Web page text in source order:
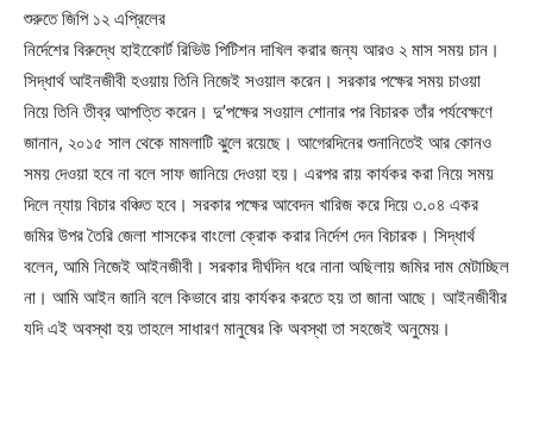
শুরুতে জিপি ১২ এপ্রিলের
নির্দেশের বিরুদ্ধে হাইকোের্ট রিভিউ পিটিশন দাখিল করার জন্য আরও ২ মাস সময় চান।
সিদ্ধার্থ আইনজীবী হওয়ায় তিনি নিজেই সওয়াল করেন। সরকার পক্ষের সময় চাওয়া
নিয়ে তিনি তীব্র আপত্তি করেন। দু’পক্ষের সওয়াল শোনার পর বিচারক তাঁর পর্যবেক্ষণে
জানান, ২০১৫ সাল থেকে মামলাটি ঝুলে রয়েছে। আগেরদিনের শুনানিতেই আর কোনও
সময় দেওয়া হবে না বলে সাফ জানিয়ে দেওয়া হয়। এরপর রায় কার্যকর করা নিয়ে সময়
দিলে ন্যায় বিচার বঞ্চিত হবে। সরকার পক্ষের আবেদন খারিজ করে দিয়ে ৩.০৪ একর
জমির উপর তৈরি জেলা শাসকের বাংলো ক্রোক করার নির্দেশ দেন বিচারক। সিদ্ধার্থ
বলেন, আমি নিজেই আইনজীবী। সরকার দীর্ঘদিন ধরে নানা অছিলায় জমির দাম মেটাচ্ছিল
না। আমি আইন জানি বলে কিভাবে রায় কার্যকর করতে হয় তা জানা আছে। আইনজীবীর
যদি এই অবস্থা হয় তাহলে সাধারণ মানুষের কি অবস্থা তা সহজেই অনুমেয়।